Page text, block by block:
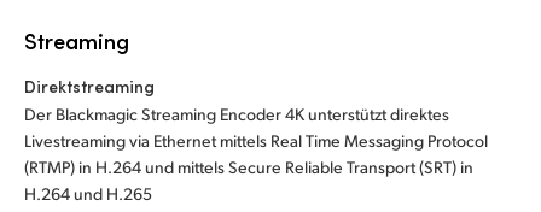
Streaming
Direktstreaming
Der Blackmagic Streaming Encoder 4K unterstützt direktes
Livestreaming via Ethernet mittels Real Time Messaging Protocol
(RTMP) in H.264 und mittels Secure Reliable Transport (SRT) in
H.264 und H.265